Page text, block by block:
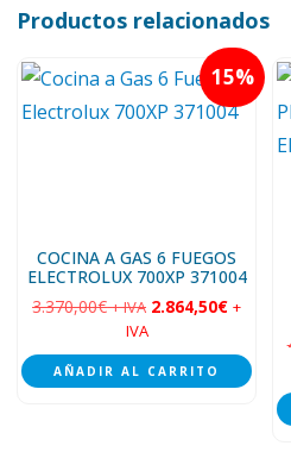
Productos relacionados
15
COCINA A GAS 6 FUEGOS
ELECTROLUX 700XP 371004
3.370,00€ + IVA 2.864,50€ +
IVA
AÑADIR AL CARRITO